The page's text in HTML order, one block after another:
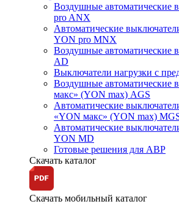
Воздушные автоматические
pro ANX
Автоматические
YON pro MNX
Воздушные автоматические
AD
Выключатели нагрузки с
Воздушные автоматические
макс» (YON max) AGS
Автоматические
«YON макс» (YON max)
Автоматические
YON MD
Готовые решения для АВР
Скачать каталог
Скачать мобильный каталог